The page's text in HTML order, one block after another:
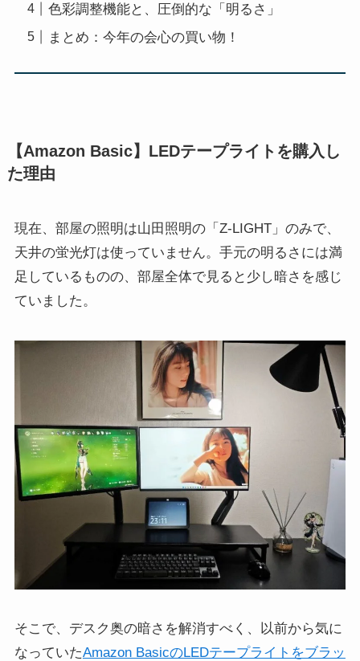
色彩調整機能と、圧倒的な「明るさ」
まとめ：今年の会心の買い物！
【Amazon Basic】LEDテープライトを購入し
た理由
現在、部屋の照明は山田照明の「Z-LIGHT」のみで、
天井の蛍光灯は使っていません。手元の明るさには満
足しているものの、部屋全体で見ると少し暗さを感じ
ていました。
そこで、デスク奥の暗さを解消すべく、以前から気に
なっていたAmazon BasicのLEDテープライトをブラッ